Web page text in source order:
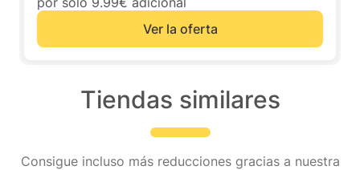
Ver la oferta
Tiendas similares
Consigue incluso más reducciones gracias a nuestra